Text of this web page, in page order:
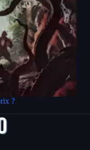
?